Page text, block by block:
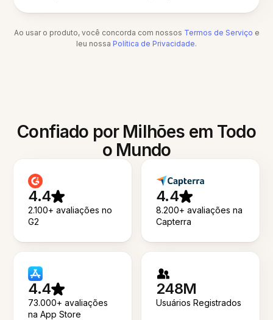
Ao usar o produto, você concorda com nossos Termos de Serviço e
leu nossa Política de Privacidade.
Confiado por Milhões em Todo
o Mundo
4.4
2.100+ avaliações no
G2
4.4
8.200+ avaliações na
Capterra
4.4
73.000+ avaliações
na App Store
248M
Usuários Registrados